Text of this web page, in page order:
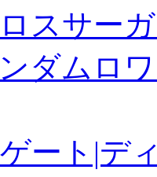
スサー
ダムロ
ート|デ